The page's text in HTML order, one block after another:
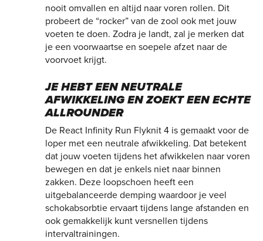
nooit omvallen en altijd naar voren rollen. Dit
probeert de “rocker” van de zool ook met jouw
voeten te doen. Zodra je landt, zal je merken dat
je een voorwaartse en soepele afzet naar de
voorvoet krijgt.
JE HEBT EEN NEUTRALE
AFWIKKELING EN ZOEKT EEN ECHTE
ALLROUNDER
De React Infinity Run Flyknit 4 is gemaakt voor de
loper met een neutrale afwikkeling. Dat betekent
dat jouw voeten tijdens het afwikkelen naar voren
bewegen en dat je enkels niet naar binnen
zakken. Deze loopschoen heeft een
uitgebalanceerde demping waardoor je veel
schokabsorbtie ervaart tijdens lange afstanden en
ook gemakkelijk kunt versnellen tijdens
intervaltrainingen.